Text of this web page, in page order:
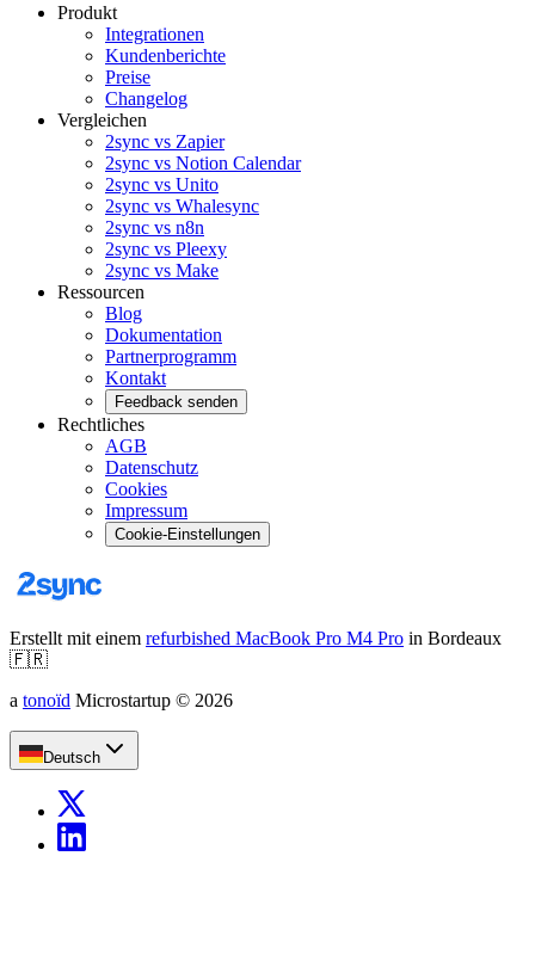
Produkt
Integrationen
Kundenberichte
Preise
Changelog
Vergleichen
2sync vs Zapier
2sync vs Notion Calendar
2sync vs Unito
2sync vs Whalesync
2sync vs n8n
2sync vs Pleexy
2sync vs Make
Ressourcen
Blog
Dokumentation
Partnerprogramm
Kontakt
Feedback senden
Rechtliches
AGB
Datenschutz
Cookies
Impressum
Cookie-Einstellungen
Erstellt mit einem refurbished MacBook Pro M4 Pro in Bordeaux
🇫🇷
a tonoïd Microstartup © 2026
Deutsch